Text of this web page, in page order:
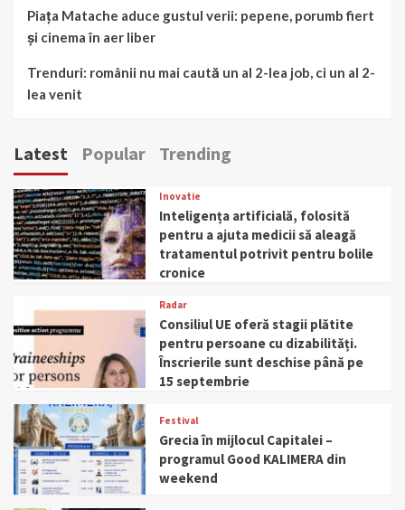
Piața Matache aduce gustul verii: pepene, porumb fiert
și cinema în aer liber
Trenduri: românii nu mai caută un al 2-lea job, ci un al 2-
lea venit
Latest Popular Trending
Inovatie
Inteligența artificială, folosită
pentru a ajuta medicii să aleagă
tratamentul potrivit pentru bolile
cronice
Radar
Consiliul UE oferă stagii plătite
pentru persoane cu dizabilități.
Înscrierile sunt deschise până pe
15 septembrie
Festival
Grecia în mijlocul Capitalei –
programul Good KALIMERA din
weekend